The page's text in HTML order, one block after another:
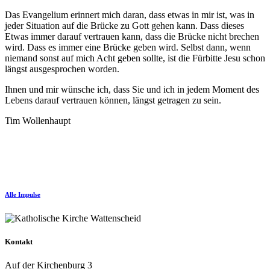
Das Evangelium erinnert mich daran, dass etwas in mir ist, was in
jeder Situation auf die Brücke zu Gott gehen kann. Dass dieses
Etwas immer darauf vertrauen kann, dass die Brücke nicht brechen
wird. Dass es immer eine Brücke geben wird. Selbst dann, wenn
niemand sonst auf mich Acht geben sollte, ist die Fürbitte Jesu schon
längst ausgesprochen worden.
Ihnen und mir wünsche ich, dass Sie und ich in jedem Moment des
Lebens darauf vertrauen können, längst getragen zu sein.
Tim Wollenhaupt
Alle Impulse
Kontakt
Auf der Kirchenburg 3